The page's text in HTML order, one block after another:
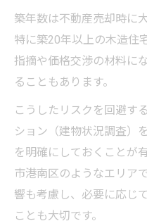
築年数は不動産売却時に
特に築20年以上の木造住
指摘や価格交渉の材料に
ることもあります。
こうしたリスクを回避す
ション（建物状況調査）
を明確にしておくことが
市港南区のようなエリア
響も考慮し、必要に応じ
ことも大切です。